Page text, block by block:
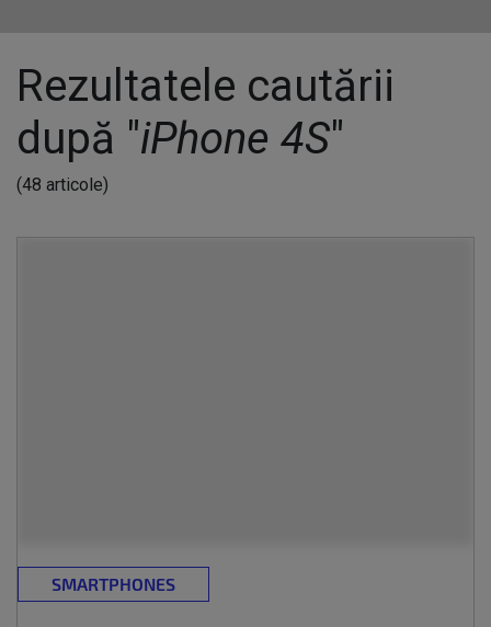
Rezultatele cautării
după "iPhone 4S"
(48 articole)
SMARTPHONES